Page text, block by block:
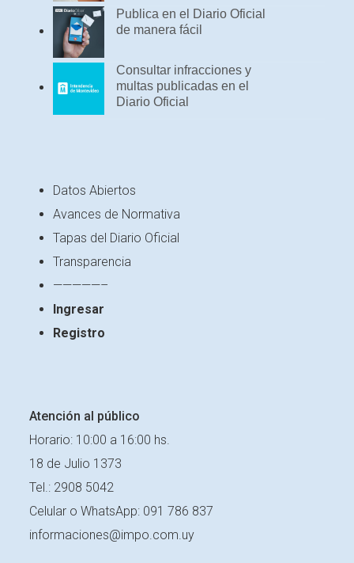
Publica en el Diario Oficial
de manera fácil
Consultar infracciones y
multas publicadas en el
Diario Oficial
Datos Abiertos
Avances de Normativa
Tapas del Diario Oficial
Transparencia
—————–
Ingresar
Registro
Atención al público
Horario: 10:00 a 16:00 hs.
18 de Julio 1373
Tel.: 2908 5042
Celular oWhatsApp: 091 786 837
informaciones@impo.com.uy